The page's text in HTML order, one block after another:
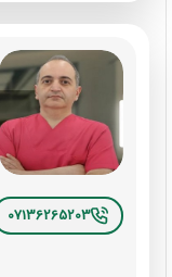
07136265203